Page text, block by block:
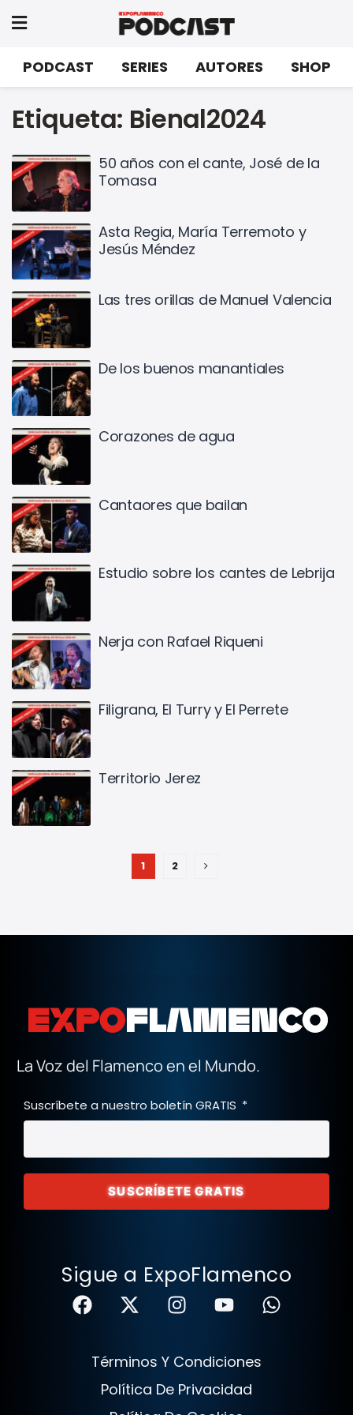
PODCAST SERIES AUTORES SHOP
Etiqueta: Bienal2024
50 años con el cante, José de la
Tomasa
Asta Regia, María Terremoto y
Jesús Méndez
Las tres orillas de Manuel Valencia
De los buenos manantiales
Corazones de agua
Cantaores que bailan
Estudio sobre los cantes de Lebrija
Nerja con Rafael Riqueni
Filigrana, El Turry y El Perrete
Territorio Jerez
1 2
La Voz del Flamenco en el Mundo.
Suscríbete a nuestro boletín GRATIS
SUSCRÍBETE GRATIS
Sigue a ExpoFlamenco
Términos Y Condiciones
Política De Privacidad